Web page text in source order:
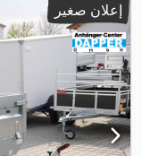
إعلان صغير